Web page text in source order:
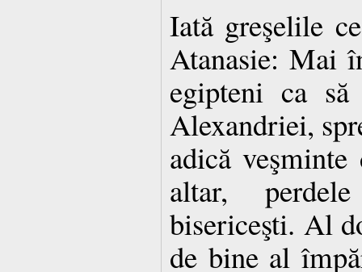
Iată greşelile
Atanasie: Mai
egipteni ca
Alexandriei,
adică veşminte
altar,
bisericeşti. Al
de bine al